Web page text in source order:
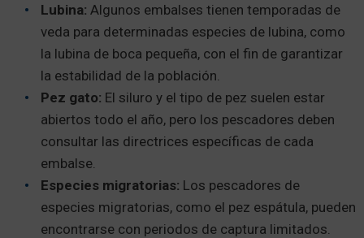
Lubina: Algunos embalses tienen temporadas de
veda para determinadas especies de lubina, como
la lubina de boca pequeña, con el fin de garantizar
la estabilidad de la población.
Pez gato: El siluro y el tipo de pez suelen estar
abiertos todo el año, pero los pescadores deben
consultar las directrices específicas de cada
embalse.
Especies migratorias: Los pescadores de
especies migratorias, como el pez espátula, pueden
encontrarse con periodos de captura limitados.